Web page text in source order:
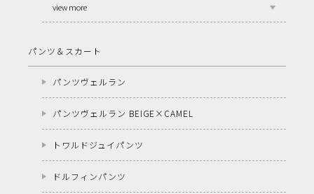
view more
パンツ＆スカート
パンツヴェルラン
パンツヴェルラン BEIGE×CAMEL
トワルドジュイパンツ
ドルフィンパンツ